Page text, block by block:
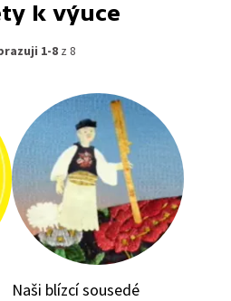
k výuce
1-8z 8
Naši blízcí sousedé